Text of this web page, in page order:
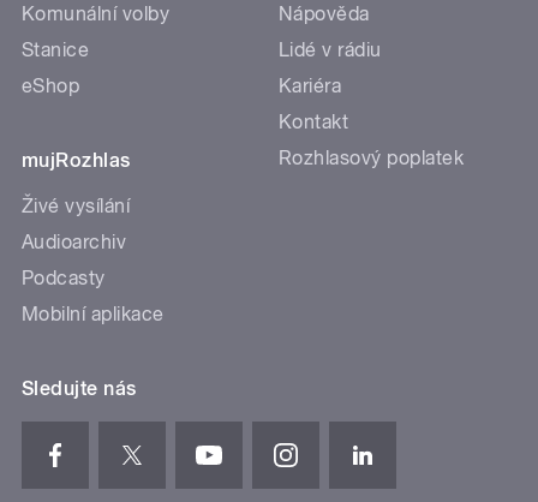
Komunální volby
Stanice
eShop
mujRozhlas
Živé vysílání
Audioarchiv
Podcasty
Mobilní aplikace
Nápověda
Lidé v rádiu
Kariéra
Kontakt
Rozhlasový poplatek
Sledujte nás